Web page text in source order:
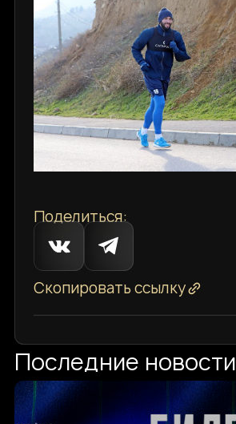
Поделиться:
Скопировать ссылку
Последние новости